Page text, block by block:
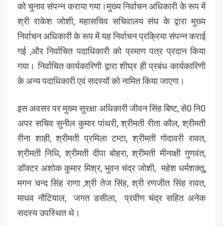
को चुनाव संपन्न कराया गया।मुख्य निर्वाचन अधिकारी के रूप में
श्री राकेश जोशी, महासचिव सचिवालय संघ के द्वारा मुख्य
निर्वाचन अधिकारी के रूप में यह निर्वाचन प्रक्रिया संपन्न कराई
गई ,और निर्वाचित पदाधिकारी को प्रमाण पत्र प्रदान किया
गया। निर्वाचित कार्यकारिणी द्वारा शीघ्र ही प्रबंध कार्यकारिणी
के अन्य पदाधिकारी एवं सदस्यों को नामित किया जाएगा।
इस अवसर पर मुख्य सुरक्षा अधिकारी जीवन सिंह बिष्ट, से0 नि0
अपर सचिव सुनील कुमार पांथरी, श्रीमती रीता कौल, श्रीमती
रीना शाही, श्रीमती प्रमिला टम्टा, श्रीमती गोदावरी रावत,
श्रीमती निधि, श्रीमती दीपा बोहरा, श्रीमती मीनाक्षी गुणवंत,
डॉक्टर अशोक कुमार मिश्र, भुवन चंद्र जोशी, महेश धर्मशक्तू,
मगन चन्द सिंह राणा ,श्री तेज सिंह, श्री रणजीत सिंह रावत,
माधव नौटियाल, जगत डसीला, प्रवीण चंद्र सहित अनेक
सदस्य उपस्थित थे।